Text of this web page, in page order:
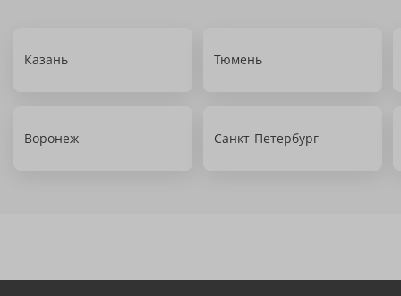
Казань Тюмень
Воронеж Санкт-Петербург